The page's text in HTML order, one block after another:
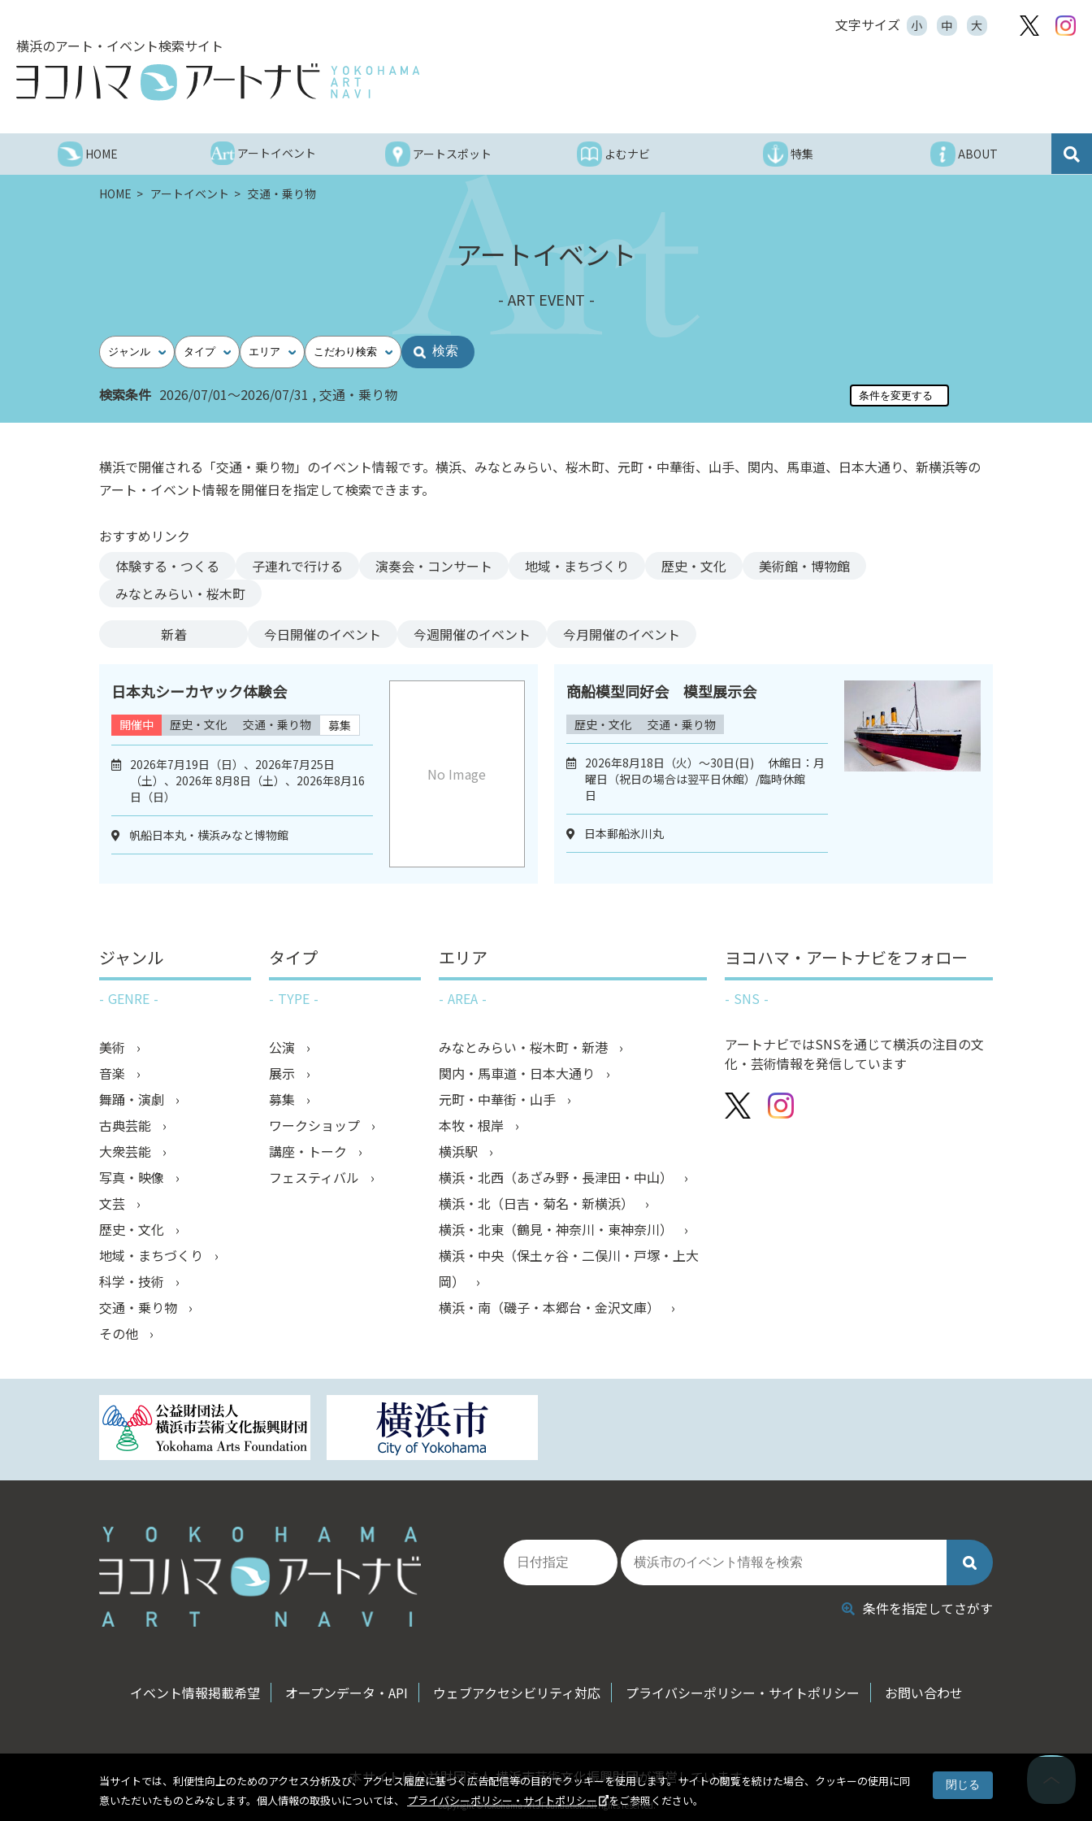
へ
文字サイズ 小 中 大
横浜のアート・イベント検索サイト
HOME アートイベント アートスポット よむナビ 特集 ABOUT
HOME アートイベント 交通・乗り物
アートイベント
ART EVENT
ジャンル タイプ エリア こだわり検索
検索条件 2026/07/01～2026/07/31 交通・乗り物
横浜で開催される「交通・乗り物」のイベント情報です。横浜、みなとみらい、桜木町、元町・中華街、山手、関内、馬車道、日本大通り、新横浜等の
アート・イベント情報を開催日を指定して検索できます。
おすすめリンク
体験する・つくる
子連れで行ける 演奏会・コンサート 地域・まちづくり 歴史・文化
美術館・博物館
みなとみらい・桜木町
新着 今日開催のイベント 今週開催のイベント 今月開催のイベント
No Image
日本丸シーカヤック体験会
開催中 歴史・文化 交通・乗り物 募集
2026年7月19日（日）、2026年7月25日
（土）、2026年 8月8日（土）、2026年8月16
日（日）
帆船日本丸・横浜みなと博物館
商船模型同好会 模型展示会
歴史・文化 交通・乗り物
2026年8月18日（火）～30日(日) 休館日：月
曜日（祝日の場合は翌平日休館）/臨時休館
日
日本郵船氷川丸
ジャンル
GENRE
美術
音楽
舞踊・演劇
古典芸能
大衆芸能
写真・映像
文芸
歴史・文化
地域・まちづくり
科学・技術
交通・乗り物
その他
タイプ
TYPE
公演
展示
募集
ワークショップ
講座・トーク
フェスティバル
エリア
AREA
みなとみらい・桜木町・新港
関内・馬車道・日本大通り
元町・中華街・山手
本牧・根岸
横浜駅
横浜・北西（あざみ野・長津田・中山）
横浜・北（日吉・菊名・新横浜）
横浜・北東（鶴見・神奈川・東神奈川）
横浜・中央（保土ヶ谷・二俣川・戸塚・上大
岡）
横浜・南（磯子・本郷台・金沢文庫）
ヨコハマ・アートナビをフォロー
SNS
アートナビではSNSを通じて横浜の注目の文
化・芸術情報を発信しています
当サイトでは、利便性向上のためのアクセス分析及び、アクセス履歴に基づく広告配信等の目的でクッキーを使用します。サイトの閲覧を続けた場合、クッキーの使用に同
意いただいたものとみなします。個人情報の取扱いについては、 プライバシーポリシー・サイトポリシー をご参照ください。
閉じる
イベント情報掲載希望 オープンデータ・API ウェブアクセシビリティ対応 プライバシーポリシー・サイトポリシー お問い合わせ
条件を指定してさがす
本サイトは公益財団法人 横浜市芸術文化振興財団が運営しています
Copyright ©Yokohama Arts Foundation.All rights reserved.